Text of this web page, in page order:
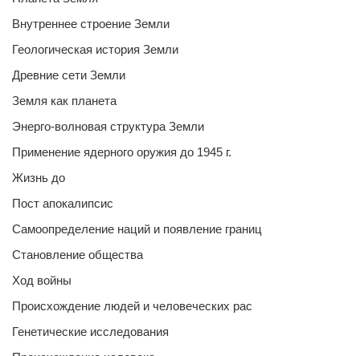
Внутреннее строение Земли
Геологическая история Земли
Древние сети Земли
Земля как планета
Энерго-волновая структура Земли
Применение ядерного оружия до 1945 г.
Жизнь до
Пост апокалипсис
Самоопределение наций и появление границ
Становление общества
Ход войны
Происхождение людей и человеческих рас
Генетические исследования